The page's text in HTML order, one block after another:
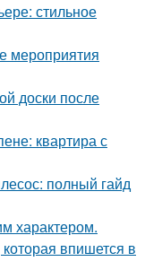
стильное
мероприятия
доски после
квартира с
полный гайд
характером.
впишется в